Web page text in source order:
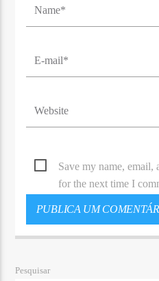
Save my name, email,
for the next time I
Pesquisar